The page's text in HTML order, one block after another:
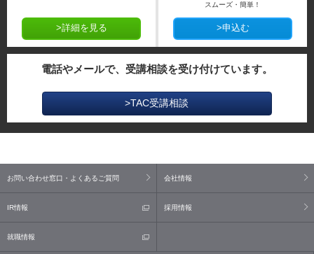
>詳細を見る
スムーズ・簡単！
>申込む
電話やメールで、受講相談を受け付けています。
>TAC受講相談
お問い合わせ窓口・よくあるご質問 会社情報
IR情報 採用情報
就職情報